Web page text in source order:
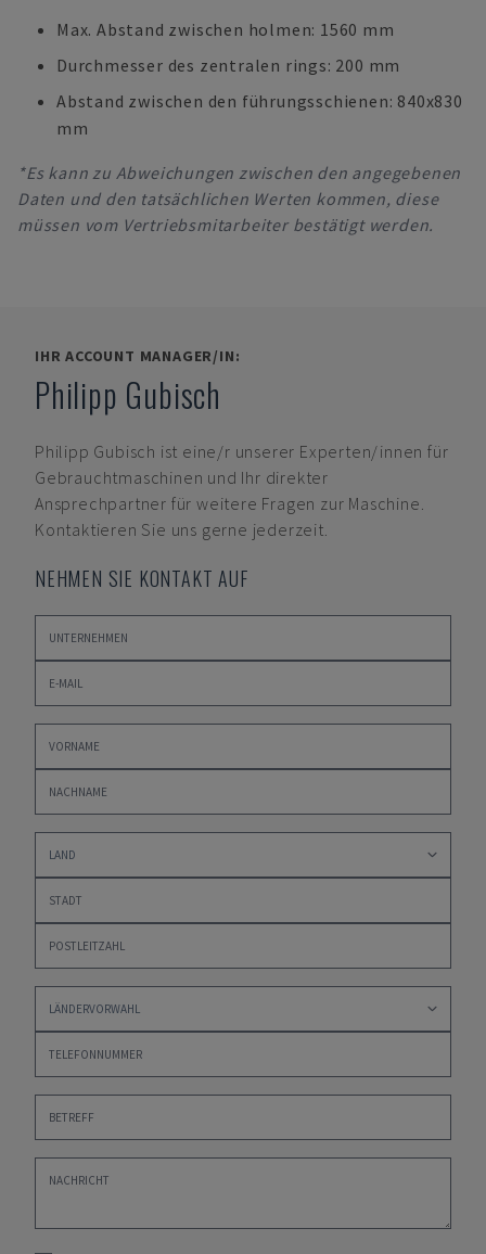
Max. Abstand zwischen holmen: 1560 mm
Durchmesser des zentralen rings: 200 mm
Abstand zwischen den führungsschienen: 840x830
mm
*Es kann zu Abweichungen zwischen den angegebenen
Daten und den tatsächlichen Werten kommen, diese
müssen vom Vertriebsmitarbeiter bestätigt werden.
IHR ACCOUNT MANAGER/IN:
Philipp Gubisch
Philipp Gubisch ist eine/r unserer Experten/innen für
Gebrauchtmaschinen und Ihr direkter
Ansprechpartner für weitere Fragen zur Maschine.
Kontaktieren Sie uns gerne jederzeit.
NEHMEN SIE KONTAKT AUF